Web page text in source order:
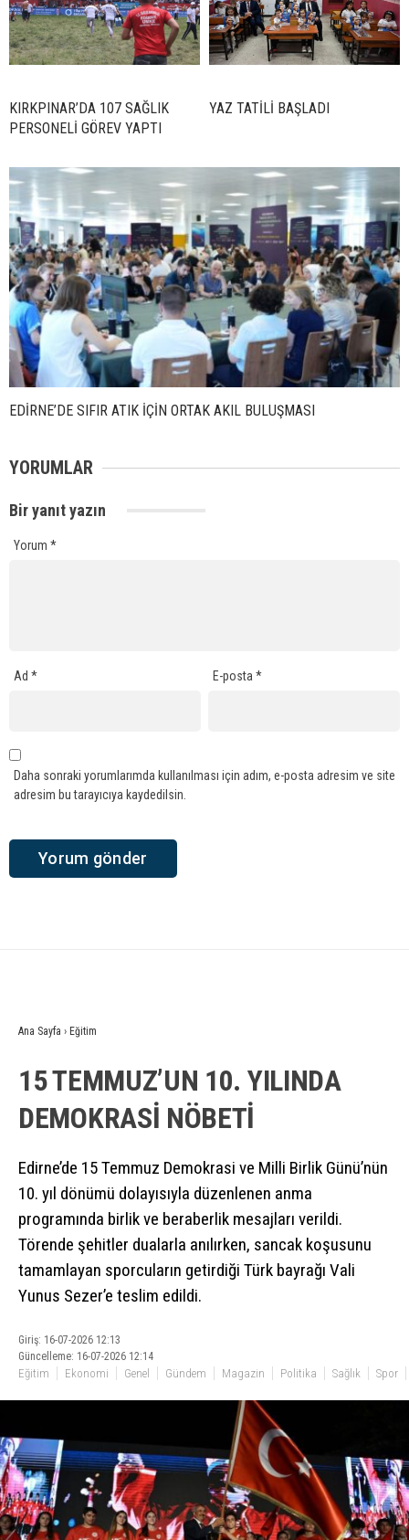
KIRKPINAR’DA 107 SAĞLIK
PERSONELİ GÖREV YAPTI
YAZ TATİLİ BAŞLADI
EDİRNE’DE SIFIR ATIK İÇİN ORTAK AKIL BULUŞMASI
YORUMLAR
Bir yanıt yazın
Yorum *
Ad * E-posta*
Daha sonraki yorumlarımda kullanılması için adım, e-posta adresim ve site
adresim bu tarayıcıya kaydedilsin.
Ana Sayfa › Eğitim
15 TEMMUZ’UN 10. YILINDA
DEMOKRASİ NÖBETİ
Edirne’de 15 Temmuz Demokrasi ve Milli Birlik Günü’nün
10. yıl dönümü dolayısıyla düzenlenen anma
programında birlik ve beraberlik mesajları verildi.
Törende şehitler dualarla anılırken, sancak koşusunu
tamamlayan sporcuların getirdiği Türk bayrağı Vali
Yunus Sezer’e teslim edildi.
Giriş: 16-07-2026 12:13
Güncelleme: 16-07-2026 12:14
Eğitim Ekonomi Genel Gündem Magazin Politika Sağlık Spor